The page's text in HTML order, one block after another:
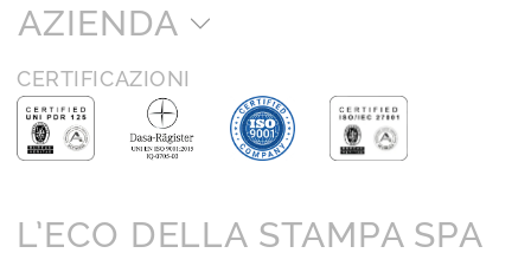
AZIENDA
CERTIFICAZIONI
L’ECO DELLA STAMPA SPA